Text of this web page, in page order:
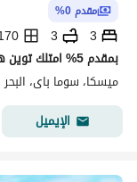
مقدم 0%
3
3
170 متر
بمقدم 5% امتلك توين هاوس اطلالة على البحر بأقل سعر
ميسكا، سوما باى، البحر
الإيميل